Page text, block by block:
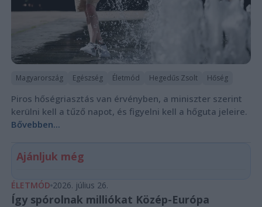
Magyarország Egészség Életmód Hegedűs Zsolt Hőség
Piros hőségriasztás van érvényben, a miniszter szerint
kerülni kell a tűző napot, és figyelni kell a hőguta jeleire.
Bővebben...
Ajánljuk még
ÉLETMÓD 2026. július 26.
Így spórolnak milliókat Közép-Európa